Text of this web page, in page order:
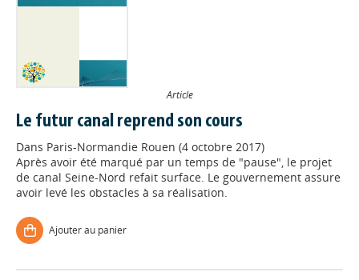
Article
Le futur canal reprend son cours
Dans Paris-Normandie Rouen (4 octobre 2017)
Après avoir été marqué par un temps de "pause", le projet
de canal Seine-Nord refait surface. Le gouvernement assure
avoir levé les obstacles à sa réalisation.
Ajouter au panier